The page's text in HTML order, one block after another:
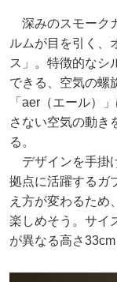
深みのスモーク
ルムが目を引く、
ス」。特徴的なシ
できる、空気の螺
「aer（エール）
さない空気の動き
る。
デザインを手掛
拠点に活躍するガ
え方が変わるため
楽しめそう。サイ
が異なる高さ